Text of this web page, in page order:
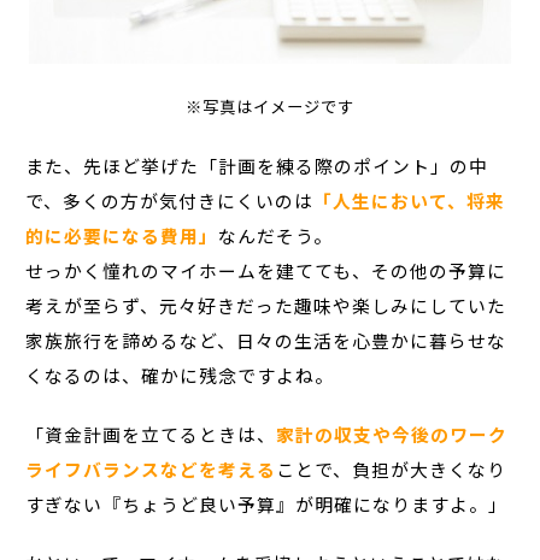
※写真はイメージです
また、先ほど挙げた「計画を練る際のポイント」の中
で、多くの方が気付きにくいのは 「人生において、将来
的に必要になる費用」 なんだそう。
せっかく憧れのマイホームを建てても、その他の予算に
考えが至らず、元々好きだった趣味や楽しみにしていた
家族旅行を諦めるなど、日々の生活を心豊かに暮らせな
くなるのは、確かに残念ですよね。
「資金計画を立てるときは、家計の収支や今後のワーク
ライフバランスなどを考える ことで、負担が大きくなり
すぎない『ちょうど良い予算』が明確になりますよ。」